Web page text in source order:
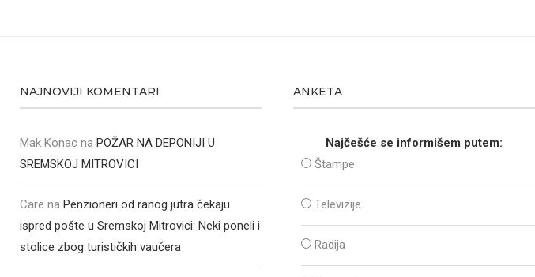
NAJNOVIJI KOMENTARI
Mak Konac naPOŽAR NA DEPONIJI U
SREMSKOJ MITROVICI
Care naPenzioneri od ranog jutra čekaju
ispred pošte u Sremskoj Mitrovici: Neki poneli i
stolice zbog turističkih vaučera
ANKETA
Najčešće se informišem putem:
Štampe
Televizije
Radija